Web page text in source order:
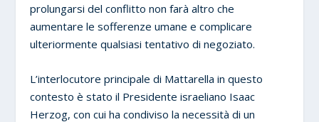
prolungarsi del conflitto non farà altro che
aumentare le sofferenze umane e complicare
ulteriormente qualsiasi tentativo di negoziato.
L’interlocutore principale di Mattarella in questo
contesto è stato il Presidente israeliano Isaac
Herzog, con cui ha condiviso la necessità di un